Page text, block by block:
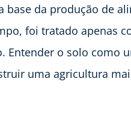
base da produção de
foi tratado apenas
Entender o solo como
uma agricultura